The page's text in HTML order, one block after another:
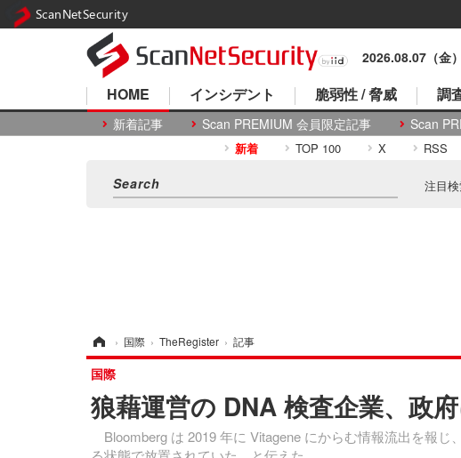
2026.08.07（金）
HOME
新着記事 Scan PREMIUM 会員限定記事 Scan
インシデント 脆弱性 / 脅威 調
新着 TOP 100 X RSS
注目
› 国際 › TheRegister › 記事
狼藉運営の DNA 検査企業、政
Bloomberg は 2019 年に Vitagene にからむ情報流出を報
国際
ScanNetSecurity